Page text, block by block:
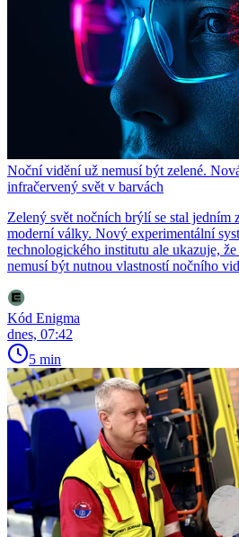
Noční vidění už nemusí být zelené.
infračervený svět v barvách
Zelený svět nočních brýlí se stal jedním
moderní války. Nový experimentální
technologického institutu ale ukazuje,
nemusí být nutnou vlastností nočního
Kód Enigma
dnes, 07:42
5 min